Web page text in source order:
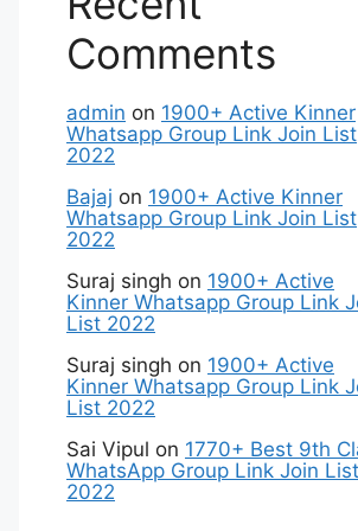
Comments
admin on 1900+ Active Kinner
Whatsapp Group Link Join List
2022
Bajaj on 1900+ Active Kinner
Whatsapp Group Link Join List
2022
Suraj singh on 1900+ Active
Kinner Whatsapp Group Link
List 2022
Suraj singh on 1900+ Active
Kinner Whatsapp Group Link
List 2022
Sai Vipul on 1770+ Best 9th
WhatsApp Group Link Join List
2022